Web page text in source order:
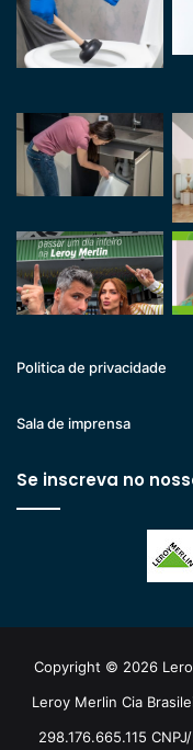
Politica de privacidade
Sala de imprensa
Se inscreva no
Copyright © 2026
Leroy Merlin Cia
298.176.665.115